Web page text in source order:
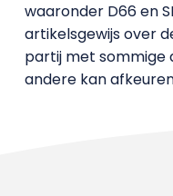
waaronder D66 en
artikelsgewijs over
partij met sommige
andere kan